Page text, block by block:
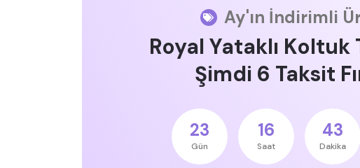
Ay'ın İndirimli
Royal Yataklı Koltuk
Şimdi 6 Taksit
23
Gün
16
Saat
43
Dakika